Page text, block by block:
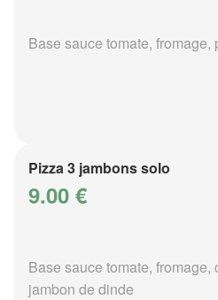
Base sauce tomate,
Pizza 3 jambons solo
9.00 €
Base sauce tomate, fromage,
jambon de dinde